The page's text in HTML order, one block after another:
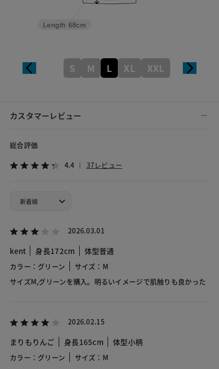
Length 68cm
S M L XL XXL
カスタマーレビュー
総合評価
4.4 37レビュー
2026.03.01
kent 身長172cm 体型普通
カラー：グリーン
サイズ：M
サイズM,グリーンを購入。明るいイメージで肌触りも良かった
2026.02.15
まりもりんご 身長165cm 体型小柄
カラー：グリーン
サイズ：M